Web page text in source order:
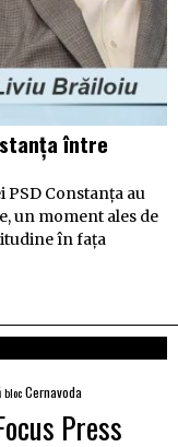
între
Constanța au
un moment ales de
în fața
blocCernavoda
Press